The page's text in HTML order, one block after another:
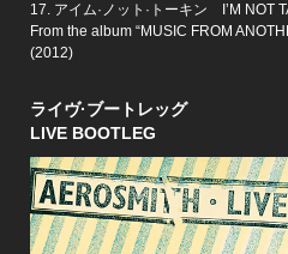
17. アイム·ノット·トーキン I’M NOT
From the album “MUSIC FROM
(2012)
ライヴ·ブートレッグ
LIVE BOOTLEG